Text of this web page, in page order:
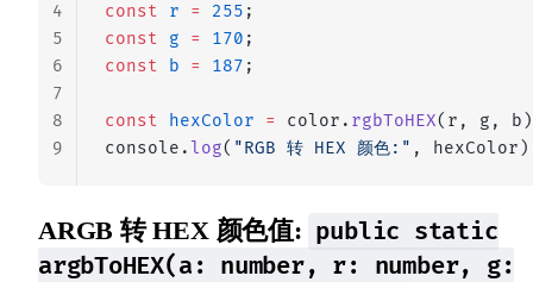
const r = 255 ;
const g = 170 ;
const b = 187 ;
const hexColor = color. rgbToHEX(r, g,
console.log( "RGB 转 HEX 颜色:" ,
4
5
6
7
8
9
ARGB 转 HEX 颜色值: public static
argbToHEX(a: number, r: number, g: